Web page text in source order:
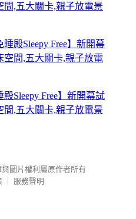
,五大關卡,親子放電景
Sleepy Free】新開幕試
,五大關卡,親子放電景
與圖片權利屬原作者所有
服務聲明